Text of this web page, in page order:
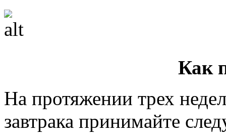
Как
На протяжении трех
завтрака принимайте